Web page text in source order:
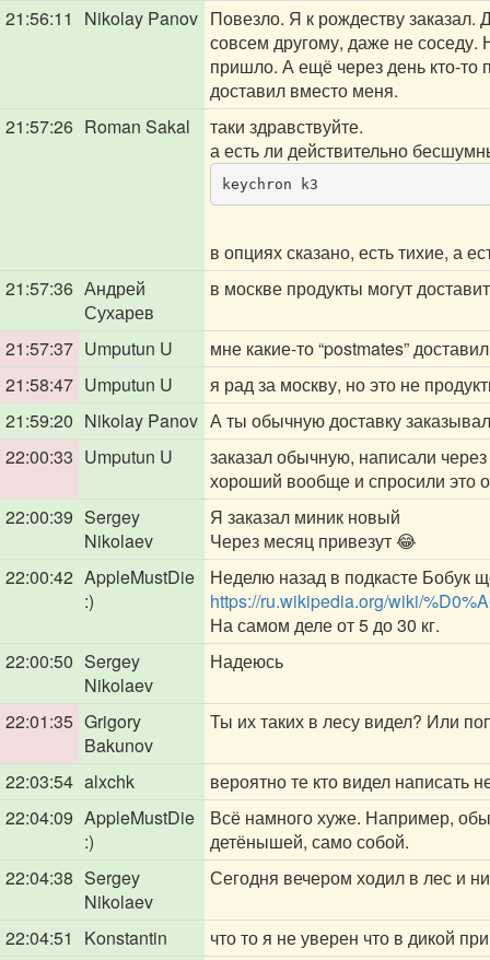
21:56:11 Nikolay Panov Повезло. Я к рождеству заказал.
совсем другому, даже не соседу.
пришло. А ещё через день кто-то
доставил вместо меня.
21:57:26 Roman Sakal
таки здравствуйте.
а есть ли действительно
keychron k3
в опциях сказано, есть тихие, а
21:57:36 Андрей
Сухарев
в москве продукты могут
21:57:37 Umputun U
мне какие-то “postmates”
21:58:47 Umputun U
я рад за москву, но это не
21:59:20 Nikolay Panov А ты обычную доставку
22:00:33 Umputun U
заказал обычную, написали
хороший вообще и спросили это
22:00:39 Sergey
Nikolaev
Я заказал миник новый
Через месяц привезут 😂
22:00:42 AppleMustDie
:)
Неделю назад в подкасте Бобук
https://ru.wikipedia.org/wiki/
На самом деле от 5 до 30 кг.
22:00:50 Sergey
Nikolaev
Надеюсь
22:01:35 Grigory
Bakunov
Ты их таких в лесу видел? Или
22:03:54 alxchk
вероятно те кто видел написать
22:04:09 AppleMustDie
:)
Всё намного хуже. Например,
детёнышей, само собой.
22:04:38 Sergey
Nikolaev
Сегодня вечером ходил в лес и
22:04:51 Konstantin
что то я не уверен что в дикой